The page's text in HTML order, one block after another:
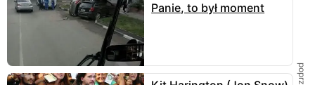
Panie, to był moment